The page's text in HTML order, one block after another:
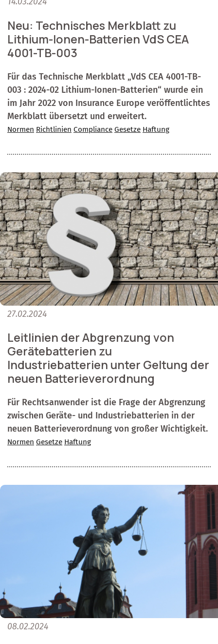
Neu: Technisches Merkblatt zu
Lithium-Ionen-Batterien VdS CEA
4001-TB-003
Für das Technische Merkblatt „VdS CEA 4001-TB-
003 : 2024-02 Lithium-Ionen-Batterien“ wurde ein
im Jahr 2022 von Insurance Europe veröffentlichtes
Merkblatt übersetzt und erweitert.
Normen Richtlinien Compliance Gesetze Haftung
27.02.2024
Leitlinien der Abgrenzung von
Gerätebatterien zu
Industriebatterien unter Geltung der
neuen Batterieverordnung
Für Rechtsanwender ist die Frage der Abgrenzung
zwischen Geräte- und Industriebatterien in der
neuen Batterieverordnung von großer Wichtigkeit.
Normen Gesetze Haftung
08.02.2024